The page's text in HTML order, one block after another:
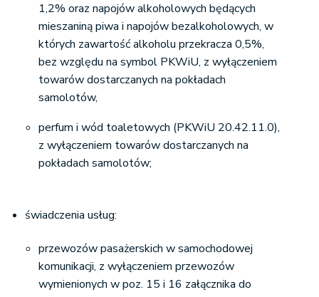
1,2% oraz napojów alkoholowych będących
mieszaniną piwa i napojów bezalkoholowych, w
których zawartość alkoholu przekracza 0,5%,
bez względu na symbol PKWiU, z wyłączeniem
towarów dostarczanych na pokładach
samolotów,
perfum i wód toaletowych (PKWiU 20.42.11.0),
z wyłączeniem towarów dostarczanych na
pokładach samolotów;
świadczenia usług:
przewozów pasażerskich w samochodowej
komunikacji, z wyłączeniem przewozów
wymienionych w poz. 15 i 16 załącznika do